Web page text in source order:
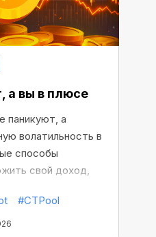
а вы в плюсе
паникуют, а
волатильность в
способы
свой доход,
#CTPool